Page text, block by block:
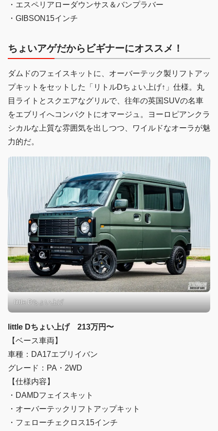
・エスペリアローダウンサス＆バンプラバー
・GIBSON15インチ
ちょいアゲだからビギナーにオススメ！
ダムドのフェイスキットに、オーバーテック製リフトアッ
プキットをセットした「リトルDちょい上げ↑」仕様。丸
目ライトとスクエアなグリルで、往年の英国SUVの名車
をエブリイへコンパクトにオマージュ。ヨーロピアンクラ
シカルな上質な雰囲気を出しつつ、ワイルドなオーラが魅
力的だ。
little Dちょい上げ
little Dちょい上げ 213万円〜
【ベース車両】
車種：DA17エブリイバン
グレード：PA・2WD
【仕様内容】
・DAMDフェイスキット
・オーバーテックリフトアップキット
・フェローチェクロス15インチ